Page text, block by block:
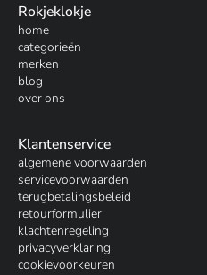
Rokjeklokje
home
categorieën
merken
blog
over ons
Klantenservice
algemene voorwaarden
servicevoorwaarden
terugbetalingsbeleid
retourformulier
klachtenregeling
privacyverklaring
cookievoorkeuren